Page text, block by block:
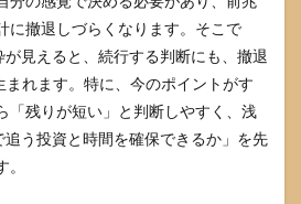
に撤退しづらくなります。そこで
が見えると、続行する判断にも、撤退
まれます。特に、今のポイントがす
「残りが短い」と判断しやすく、浅
う投資と時間を確保できるか」を先